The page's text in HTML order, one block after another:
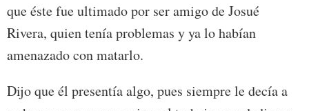
que éste fue ultimado por ser amigo de Josué
Rivera, quien tenía problemas y ya lo habían
amenazado con matarlo.
Dijo que él presentía algo, pues siempre le decía a